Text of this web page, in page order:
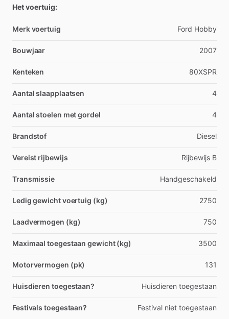
Het voertuig:
Merk voertuig Ford Hobby
Bouwjaar 2007
Kenteken 80XSPR
Aantal slaapplaatsen 4
Aantal stoelen met gordel 4
Brandstof Diesel
Vereist rijbewijs Rijbewijs B
Transmissie Handgeschakeld
Ledig gewicht voertuig (kg) 2750
Laadvermogen (kg) 750
Maximaal toegestaan gewicht (kg) 3500
Motorvermogen (pk) 131
Huisdieren toegestaan? Huisdieren toegestaan
Festivals toegestaan? Festival niet toegestaan